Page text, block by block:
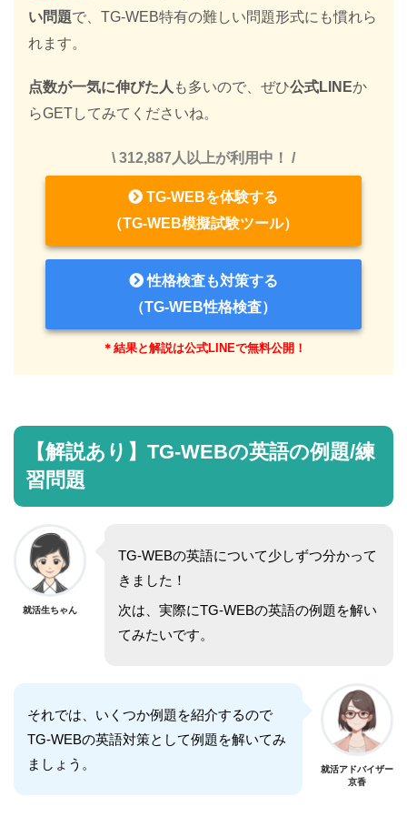
い問題で、TG-WEB特有の難しい問題形式にも慣れら
れます。
点数が一気に伸びた人 も多いので、ぜひ公式LINEか
らGETしてみてくださいね。
\ 312,887人以上が利用中！ /
TG-WEBを体験する
（TG-WEB模擬試験ツール）
性格検査も対策する
（TG-WEB性格検査）
＊結果と解説は公式LINEで無料公開！
【解説あり】TG-WEBの英語の例題/練
習問題
就活生ちゃん
TG-WEBの英語について少しずつ分かって
きました！
次は、実際にTG-WEBの英語の例題を解い
てみたいです。
それでは、いくつか例題を紹介するので
TG-WEBの英語対策として例題を解いてみ
ましょう。
就活アドバイザー
京香